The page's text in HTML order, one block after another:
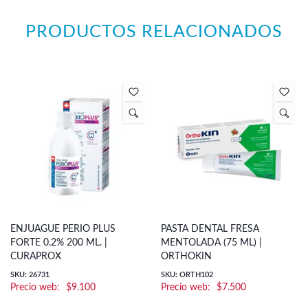
PRODUCTOS RELACIONADOS
ENJUAGUE PERIO PLUS
FORTE 0.2% 200 ML. |
CURAPROX
SKU: 26731
$9.100
PASTA DENTAL FRESA
MENTOLADA (75 ML) |
ORTHOKIN
SKU: ORTH102
$7.500